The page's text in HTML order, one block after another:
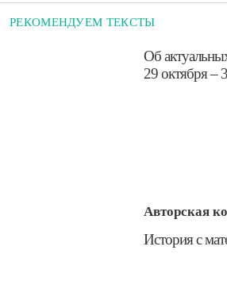
РЕКОМЕНДУЕМ ТЕКСТЫ
​Об
29 октября –
Авторская
​История с